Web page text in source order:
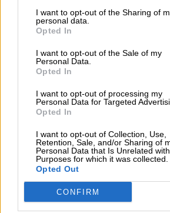
I want to opt-out of the Sharing of
personal data.
Opted In
I want to opt-out of the Sale of my
Personal Data.
Opted In
I want to opt-out of processing my
Personal Data for Targeted
Opted In
I want to opt-out of Collection, Use,
Retention, Sale, and/or Sharing of
Personal Data that Is Unrelated
Purposes for which it was collected.
Opted Out
CONFIRM
04.08.2026 - 12:40
Τράπεζα Κύπρου: Ενισχυμένες κατά 31%
υπηρεσίες - Κέρδη €252 εκατ. (+7%) και
εξάμηνο